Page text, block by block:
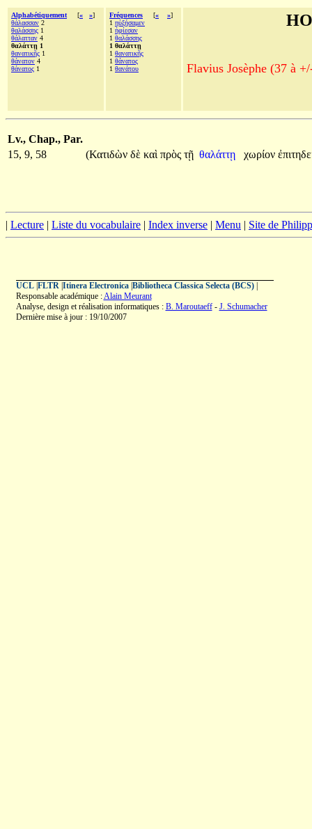
Alphabétiquement [« »]
θάλασσαν 2
θαλάσσης 1
θάλατταν 4
θαλάττῃ 1
θανατικῆς 1
θάνατον 4
θάνατος 1
Fréquences [« »]
1 ηὐξήσαμεν
1 ἠφίεσαν
1 θαλάσσης
1 θαλάττῃ
1 θανατικῆς
1 θάνατος
1 θανάτου Flavius Josèphe (37 à
Lv., Chap., Par.
15, 9, 58
(Κατιδὼν δὲ καὶ πρὸς τῇ θαλάττῃ χωρίον
| Lecture | Liste du vocabulaire | Index inverse | Menu | Site de
UCL| FLTR| Itinera Electronica| Bibliotheca Classica Selecta (BCS)|
Responsable académique :Alain Meurant
Analyse, design et réalisation informatiques : B. Maroutaeff- J. Schumacher
Dernière mise à jour : 19/10/2007